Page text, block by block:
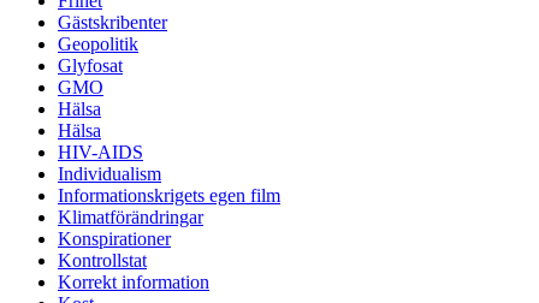
Gästskribenter
Geopolitik
Glyfosat
GMO
Hälsa
Hälsa
HIV-AIDS
Individualism
Informationskrigets egen film
Klimatförändringar
Konspirationer
Kontrollstat
Korrekt information